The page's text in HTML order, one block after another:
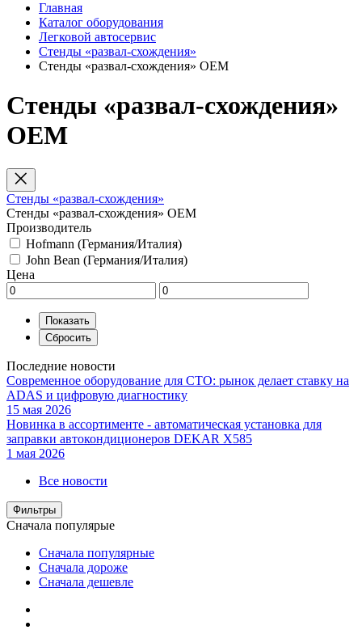
Главная
Каталог оборудования
Легковой автосервис
Стенды «развал-схождения»
Стенды «развал-схождения» ОЕМ
Стенды «развал-схождения»
ОЕМ
Стенды «развал-схождения»
Стенды «развал-схождения» ОЕМ
Производитель
Hofmann (Германия/Италия)
Jоhn Bean (Германия/Италия)
Цена
Последние новости
Современное оборудование для СТО: рынок делает ставку на
ADAS и цифровую диагностику
15 мая 2026
Новинка в ассортименте - автоматическая установка для
заправки автокондиционеров DEKAR X585
1 мая 2026
Все новости
Фильтры
Сначала популярые
Сначала популярные
Сначала дороже
Сначала дешевле